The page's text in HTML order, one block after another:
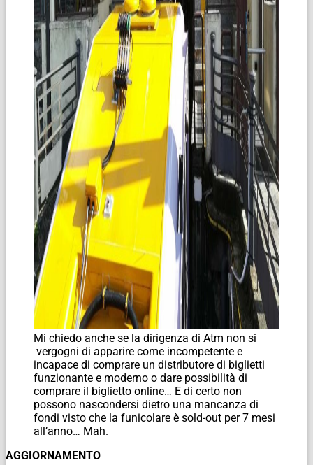
Mi chiedo anche se la dirigenza di Atm non si
vergogni di apparire come incompetente e
incapace di comprare un distributore di biglietti
funzionante e moderno o dare possibilità di
comprare il biglietto online… E di certo non
possono nascondersi dietro una mancanza di
fondi visto che la funicolare è sold-out per 7 mesi
all’anno… Mah.
AGGIORNAMENTO